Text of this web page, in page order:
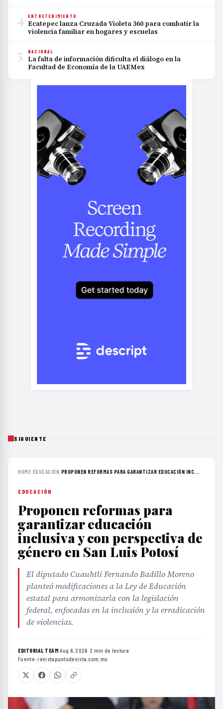
4 ENTRETENIMIENTO
Ecatepec lanza Cruzada Violeta 360 para combatir la
violencia familiar en hogares y escuelas
5 NACIONAL
La falta de información dificulta el diálogo en la
Facultad de Economía de la UAEMex
SIGUIENTE
HOME›EDUCACIÓN› PROPONEN REFORMAS PARA GARANTIZAR EDUCACIÓN INC...
EDUCACIÓN
Proponen reformas para
garantizar educación
inclusiva y con perspectiva de
género en San Luis Potosí
El diputado Cuauhtli Fernando Badillo Moreno
planteó modificaciones a la Ley de Educación
estatal para armonizarla con la legislación
federal, enfocadas en la inclusión y la erradicación
de violencias.
EDITORIAL TEAM·Aug 6, 2026 ·2 min de lectura ·
Fuente:revistapuntodevista.com.mx